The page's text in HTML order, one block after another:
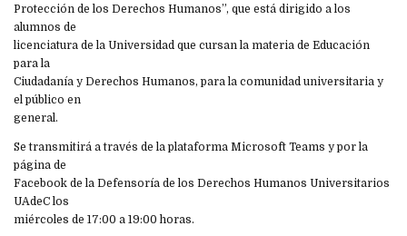
Protección de los Derechos Humanos”, que está dirigido a los
alumnos de
licenciatura de la Universidad que cursan la materia de Educación
para la
Ciudadanía y Derechos Humanos, para la comunidad universitaria y
el público en
general.
Se transmitirá a través de la plataforma Microsoft Teams y por la
página de
Facebook de la Defensoría de los Derechos Humanos Universitarios
UAdeC los
miércoles de 17:00 a 19:00 horas.